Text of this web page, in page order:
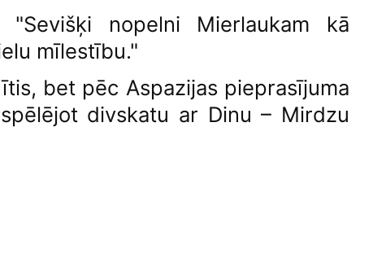
nopelni Mierlaukam kā
mīlestību."
bet pēc Aspazijas pieprasījuma
divskatu ar Dinu – Mirdzu